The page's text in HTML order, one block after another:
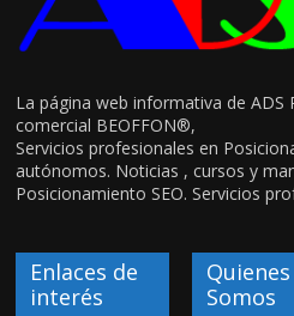
La página web informativa de ADS
comercial BEOFFON®,
Servicios profesionales en
autónomos. Noticias , cursos y
Posicionamiento SEO. Servicios
Enlaces de
interés
Quienes
Somos